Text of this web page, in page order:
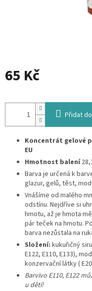
65 Kč
cena:
Přidat
Koncentrát gelové
EU
Hmotnost balení
Barva je určená k
glazur, gelů, těst,
Vnášíme od malého
odstínu. Nejdříve si
hmotu, až je hmota
pár teček na hmotu.
barva nezůstala na
Složení: kukuřičný
E122, E110, E133),
konzervační látky (
Barvivo E110, E122
u dětí!